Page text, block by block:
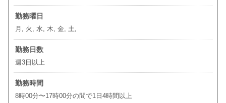
勤務曜日
月, 火, 水, 木, 金, 土,
勤務日数
週3日以上
勤務時間
8時00分〜17時00分の間で1日4時間以上